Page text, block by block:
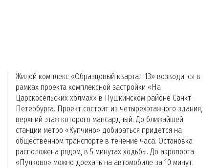
Жилой комплекс «Образцовый квартал 13» возводится в
рамках проекта комплексной застройки «На
Царскосельских холмах» в Пушкинском районе Санкт-
Петербурга. Проект состоит из четырехэтажного здания,
верхний этаж которого мансардный. До ближайшей
станции метро «Купчино» добираться придется на
общественном транспорте в течение часа. Остановка
расположена рядом, в 5 минутах ходьбы. До аэропорта
«Пулково» можно доехать на автомобиле за 10 минут.